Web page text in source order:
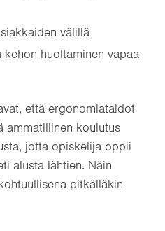
välillä
huoltaminen vapaa-
että ergonomiataidot
ammatillinen koulutus
jotta opiskelija oppii
alusta lähtien. Näin
pitkälläkin